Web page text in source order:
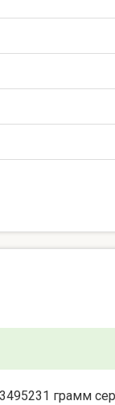
грамм